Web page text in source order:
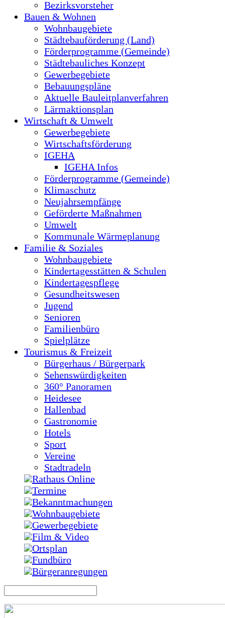
Bezirksvorsteher
Bauen & Wohnen
Wohnbaugebiete
Städtebauförderung (Land)
Förderprogramme (Gemeinde)
Städtebauliches Konzept
Gewerbegebiete
Bebauungspläne
Aktuelle Bauleitplanverfahren
Lärmaktionsplan
Wirtschaft & Umwelt
Gewerbegebiete
Wirtschaftsförderung
IGEHA
IGEHA Infos
Förderprogramme (Gemeinde)
Klimaschutz
Neujahrsempfänge
Geförderte Maßnahmen
Umwelt
Kommunale Wärmeplanung
Familie & Soziales
Wohnbaugebiete
Kindertagesstätten & Schulen
Kindertagespflege
Gesundheitswesen
Jugend
Senioren
Familienbüro
Spielplätze
Tourismus & Freizeit
Bürgerhaus / Bürgerpark
Sehenswürdigkeiten
360° Panoramen
Heidesee
Hallenbad
Gastronomie
Hotels
Sport
Vereine
Stadtradeln
Rathaus Online
Termine
Bekanntmachungen
Wohnbaugebiete
Gewerbegebiete
Film & Video
Ortsplan
Fundbüro
Bürgeranregungen